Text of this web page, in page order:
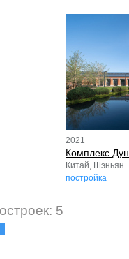
2021
Комплекс
Китай, Шэньян
постройка
5